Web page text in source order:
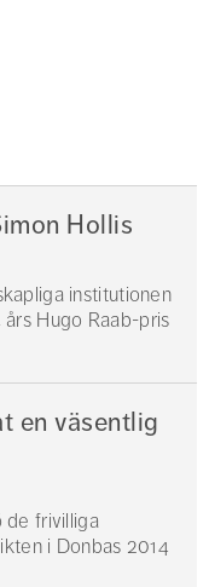
Hollis
institutionen
Hugo Raab-pris
en väsentlig
de frivilliga
i Donbas 2014